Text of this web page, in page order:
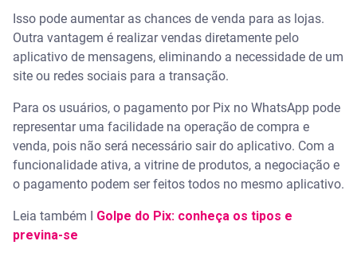
Isso pode aumentar as chances de venda para as lojas.
Outra vantagem é realizar vendas diretamente pelo
aplicativo de mensagens, eliminando a necessidade de um
site ou redes sociais para a transação.
Para os usuários, o pagamento por Pix no WhatsApp pode
representar uma facilidade na operação de compra e
venda, pois não será necessário sair do aplicativo. Com a
funcionalidade ativa, a vitrine de produtos, a negociação e
o pagamento podem ser feitos todos no mesmo aplicativo.
Leia também I Golpe do Pix: conheça os tipos e
previna-se